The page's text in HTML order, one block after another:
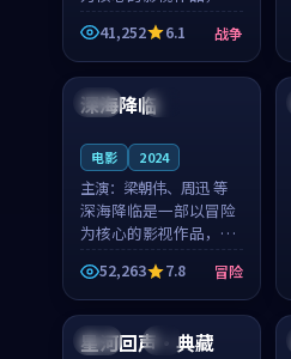
绕危机、反转与人物成
长展开，整体节奏紧
凑，值得推荐观看。
41,252 6.1 战争
英国 4K
深海降临
电影 2024
主演： 梁朝伟、周迅 等
深海降临是一部以冒险
为核心的影视作品，围
绕危机、反转与人物成
长展开，整体节奏紧
凑，值得推荐观看。
52,263 7.8 冒险
泰国 4K
星河回声·典藏